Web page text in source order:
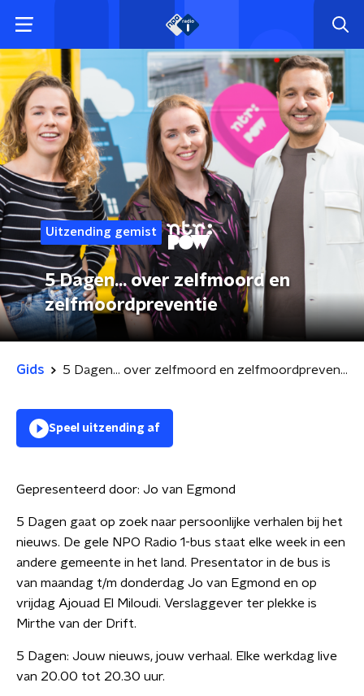
Uitzending gemist
5 Dagen... over zelfmoord en
zelfmoordpreventie
Gids 5 Dagen... over zelfmoord en zelfmoordpreventie
Speel uitzending af
Gepresenteerd door: Jo van Egmond
5 Dagen gaat op zoek naar persoonlijke verhalen bij het
nieuws. De gele NPO Radio 1-bus staat elke week in een
andere gemeente in het land. Presentator in de bus is
van maandag t/m donderdag Jo van Egmond en op
vrijdag Ajouad El Miloudi. Verslaggever ter plekke is
Mirthe van der Drift.
5 Dagen: Jouw nieuws, jouw verhaal. Elke werkdag live
van 20.00 tot 20.30 uur.